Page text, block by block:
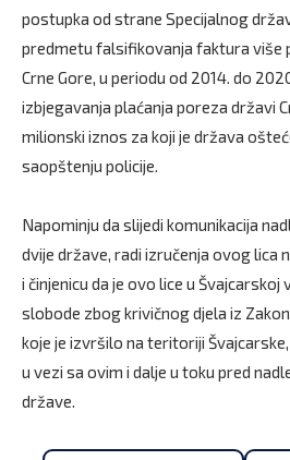
postupka od strane Specijalnog
predmetu falsifikovanja faktura više
Crne Gore, u periodu od 2014. do
izbjegavanja plaćanja poreza državi
milionski iznos za koji je država
saopštenju policije.
Napominju da slijedi komunikacija
dvije države, radi izručenja ovog lica
i činjenicu da je ovo lice u
slobode zbog krivičnog djela iz
koje je izvršilo na teritoriji
u vezi sa ovim i dalje u toku pred
države.